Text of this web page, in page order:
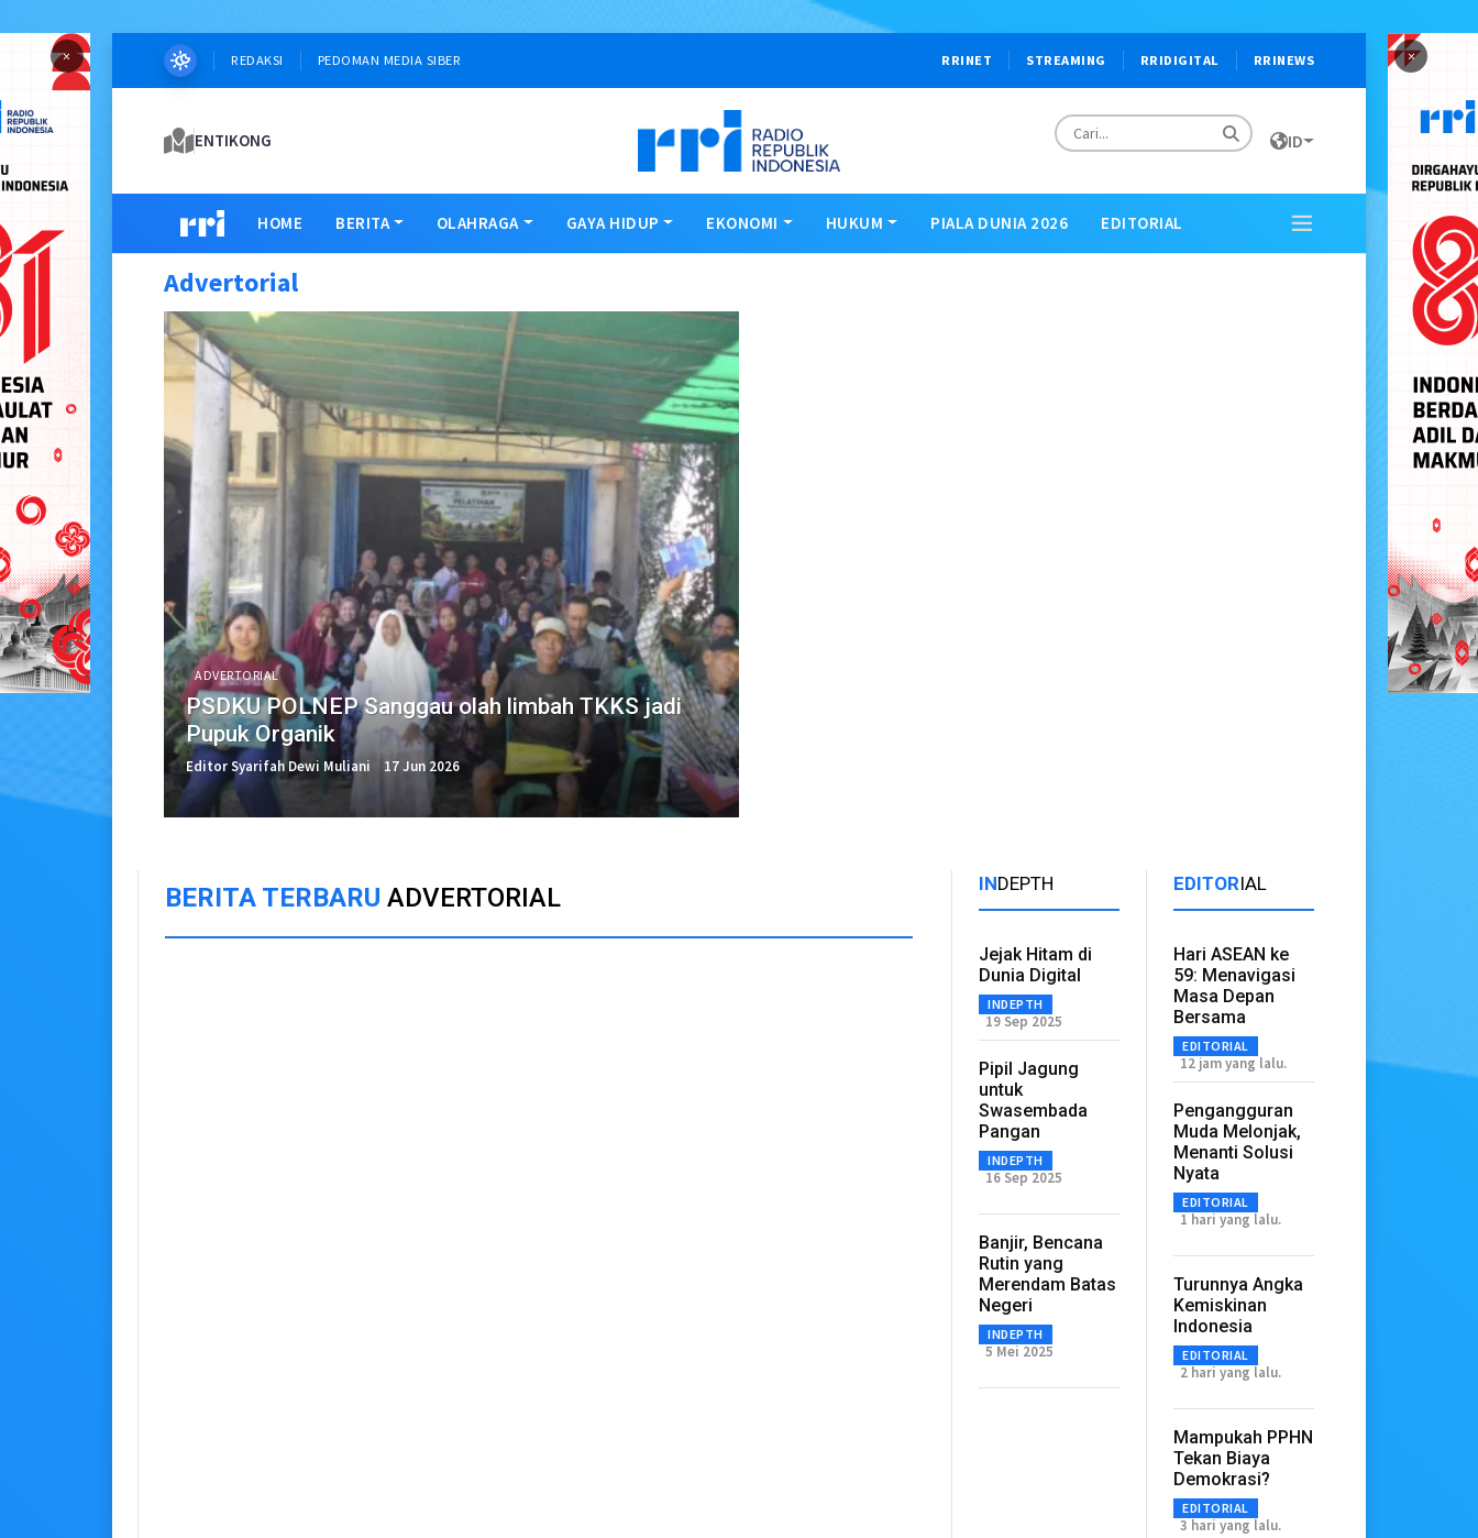
× ×
REDAKSI PEDOMAN MEDIA SIBER RRINET STREAMING RRIDIGITAL RRINEWS
ENTIKONG ID
HOME BERITA OLAHRAGA GAYA HIDUP EKONOMI HUKUM PIALA DUNIA 2026 EDITORIAL
Advertorial
ADVERTORIAL
PSDKU POLNEP Sanggau olah limbah TKKS jadi
Pupuk Organik
Editor Syarifah Dewi Muliani 17 Jun 2026
BERITA TERBARU ADVERTORIAL INDEPTH
Jejak Hitam di
Dunia Digital
INDEPTH
19 Sep 2025
Pipil Jagung
untuk
Swasembada
Pangan
INDEPTH
16 Sep 2025
Banjir, Bencana
Rutin yang
Merendam Batas
Negeri
INDEPTH
5 Mei 2025
EDITORIAL
Hari ASEAN ke
59: Menavigasi
Masa Depan
Bersama
EDITORIAL
12 jam yang lalu.
Pengangguran
Muda Melonjak,
Menanti Solusi
Nyata
EDITORIAL
1 hari yang lalu.
Turunnya Angka
Kemiskinan
Indonesia
EDITORIAL
2 hari yang lalu.
Mampukah PPHN
Tekan Biaya
Demokrasi?
EDITORIAL
3 hari yang lalu.